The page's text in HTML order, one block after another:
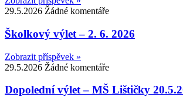
29.5.2026 Žádné komentáře
Školkový výlet – 2. 6. 2026
Zobrazit příspěvek »
29.5.2026 Žádné komentáře
Dopolední výlet – MŠ Lištičky